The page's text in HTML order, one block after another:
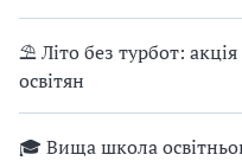
⛱ Літо без турбот:
освітян
🎓 Вища школа